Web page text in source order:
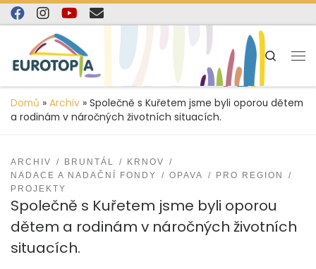
content
Skip to content
Search
Domů » Archiv » Společně s Kuřetem jsme byli oporou dětem
a rodinám v náročných životních situacích.
ARCHIV BRUNTÁL
KRNOV
NADACE A NADAČNÍ FONDY
OPAVA
PRO REGION
PROJEKTY
Společně s Kuřetem jsme byli oporou
dětem a rodinám v náročných životních
situacích.